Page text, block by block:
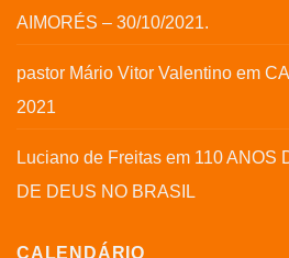
AIMORÉS – 30/10/2021.
pastor Mário Vitor Valentino em
2021
Luciano de Freitas em 110 ANOS
DE DEUS NO BRASIL
CALENDÁRIO